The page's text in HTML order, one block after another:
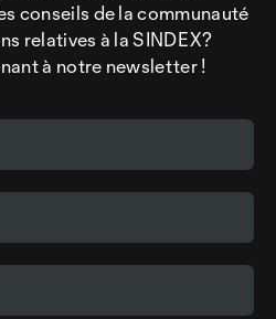
conseils de la communauté
relatives à la SINDEX?
à notre newsletter !